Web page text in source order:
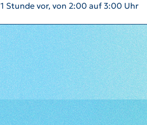
1 Stunde vor, von 2:00 auf 3:00 Uhr